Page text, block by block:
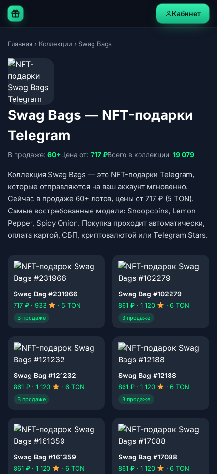
Кабинет
Главная › Коллекции › Swag Bags
Swag Bags — NFT-подарки
Telegram
В продаже: 60+Цена от: 717 ₽Всего в коллекции: 19 079
Коллекция Swag Bags — это NFT-подарки Telegram,
которые отправляются на ваш аккаунт мгновенно.
Сейчас в продаже 60+ лотов, цены от 717 ₽ (5 TON).
Самые востребованные модели: Snoopcoins, Lemon
Pepper, Spicy Onion. Покупка проходит автоматически,
оплата картой, СБП, криптовалютой или Telegram Stars.
Swag Bag #231966
717 ₽ · 933 · 5 TON
В продаже
Swag Bag #102279
861 ₽ · 1 120 · 6 TON
В продаже
Swag Bag #121232
861 ₽ · 1 120 · 6 TON
В продаже
Swag Bag #12188
861 ₽ · 1 120 · 6 TON
В продаже
Swag Bag #161359
861 ₽ · 1 120 · 6 TON
Swag Bag #17088
861 ₽ · 1 120 · 6 TON